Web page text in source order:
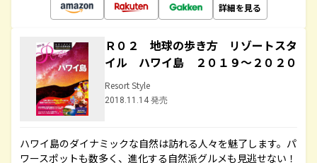
詳細を見る
Ｒ０２ 地球の歩き方 リゾートスタ
イル ハワイ島 ２０１９～２０２０
Resort Style
2018.11.14 発売
ハワイ島のダイナミックな自然は訪れる人々を魅了します。パ
ワースポットも数多く、進化する自然派グルメも見逃せない！